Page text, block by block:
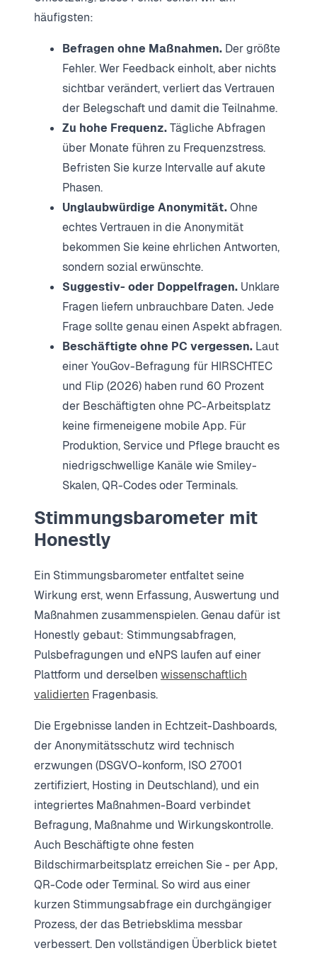
häufigsten:
Befragen ohne Maßnahmen. Der größte
Fehler. Wer Feedback einholt, aber nichts
sichtbar verändert, verliert das Vertrauen
der Belegschaft und damit die Teilnahme.
Zu hohe Frequenz.Tägliche Abfragen
über Monate führen zu Frequenzstress.
Befristen Sie kurze Intervalle auf akute
Phasen.
Unglaubwürdige Anonymität.Ohne
echtes Vertrauen in die Anonymität
bekommen Sie keine ehrlichen Antworten,
sondern sozial erwünschte.
Suggestiv- oder Doppelfragen. Unklare
Fragen liefern unbrauchbare Daten. Jede
Frage sollte genau einen Aspekt abfragen.
Beschäftigte ohne PC vergessen. Laut
einer YouGov-Befragung für HIRSCHTEC
und Flip (2026) haben rund 60 Prozent
der Beschäftigten ohne PC-Arbeitsplatz
keine firmeneigene mobile App. Für
Produktion, Service und Pflege braucht es
niedrigschwellige Kanäle wie Smiley-
Skalen, QR-Codes oder Terminals.
Stimmungsbarometer mit
Honestly
Ein Stimmungsbarometer entfaltet seine
Wirkung erst, wenn Erfassung, Auswertung und
Maßnahmen zusammenspielen. Genau dafür ist
Honestly gebaut: Stimmungsabfragen,
Pulsbefragungen und eNPS laufen auf einer
Plattform und derselben wissenschaftlich
validierten Fragenbasis.
Die Ergebnisse landen in Echtzeit-Dashboards,
der Anonymitätsschutz wird technisch
erzwungen (DSGVO-konform, ISO 27001
zertifiziert, Hosting in Deutschland), und ein
integriertes Maßnahmen-Board verbindet
Befragung, Maßnahme und Wirkungskontrolle.
Auch Beschäftigte ohne festen
Bildschirmarbeitsplatz erreichen Sie - per App,
QR-Code oder Terminal. So wird aus einer
kurzen Stimmungsabfrage ein durchgängiger
Prozess, der das Betriebsklima messbar
verbessert. Den vollständigen Überblick bietet